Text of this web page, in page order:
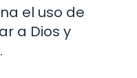
el uso de
a Dios y